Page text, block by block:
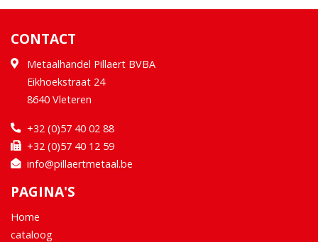
CONTACT
Metaalhandel Pillaert BVBA
Eikhoekstraat 24
8640 Vleteren
+32 (0)57 40 02 88
+32 (0)57 40 12 59
info@pillaertmetaal.be
PAGINA'S
Home
cataloog